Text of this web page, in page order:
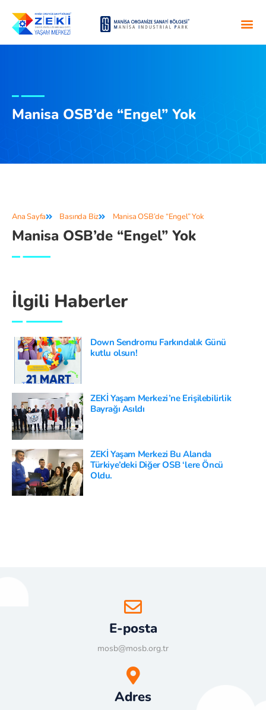
Manisa OSB’de “Engel” Yok
Ana Sayfa Basında Biz Manisa OSB’de “Engel” Yok
Manisa OSB’de “Engel” Yok
İlgili Haberler
Down Sendromu Farkındalık Günü
kutlu olsun!
ZEKİ Yaşam Merkezi’ne Erişilebilirlik
Bayrağı Asıldı
ZEKİ Yaşam Merkezi Bu Alanda
Türkiye’deki Diğer OSB ‘lere Öncü
Oldu.
E-posta
mosb@mosb.org.tr
Adres